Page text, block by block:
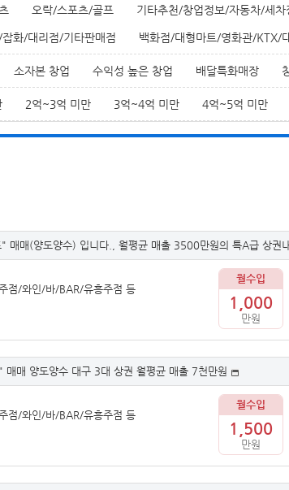
오락/스포츠/골프 기타추천/창업정보/자동차/세
화/대리점/기타판매점 백화점/대형마트/영화관/KTX/
소자본 창업 수익성 높은 창업 배달특화매장
2억~3억 미만 3억~4억 미만 4억~5억 미만
매매(양도양수) 입니다., 월평균 매출 3500만원의 특A급 상권
점/와인/바/BAR/유흥주점 등
월수입
1,000
만원
매매 양도양수 대구 3대 상권 월평균 매출 7천만원
점/와인/바/BAR/유흥주점 등
월수입
1,500
만원